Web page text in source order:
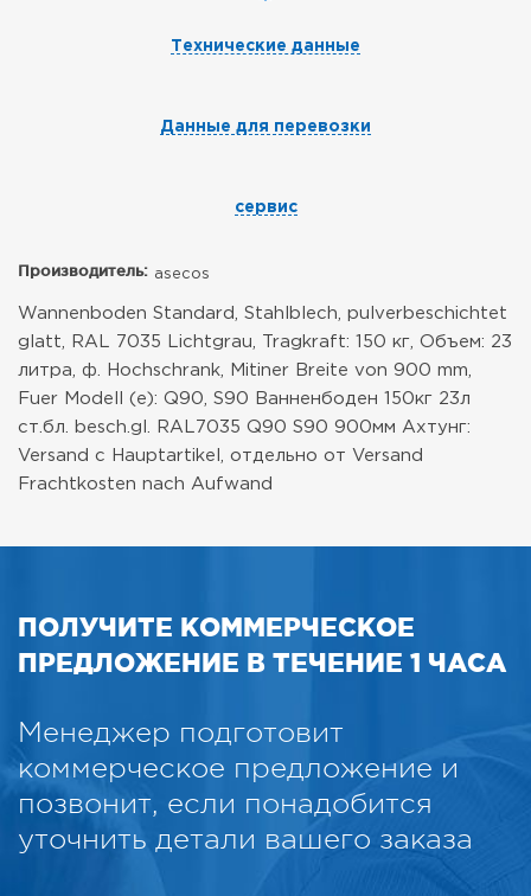
Технические данные
Данные для перевозки
сервис
Производитель: asecos
Wannenboden Standard, Stahlblech, pulverbeschichtet
glatt, RAL 7035 Lichtgrau, Tragkraft: 150 кг, Объем: 23
литра, ф. Hochschrank, Mitiner Breite von 900 mm,
Fuer Modell (e): Q90, S90
Ванненбоден 150кг 23л
ст.бл. besch.gl. RAL7035 Q90 S90 900мм Ахтунг:
Versand с Hauptartikel, отдельно от Versand
Frachtkosten nach Aufwand
ПОЛУЧИТЕ КОММЕРЧЕСКОЕ
ПРЕДЛОЖЕНИЕ В ТЕЧЕНИЕ 1 ЧАСА
Менеджер подготовит
коммерческое предложение и
позвонит, если понадобится
уточнить детали вашего заказа